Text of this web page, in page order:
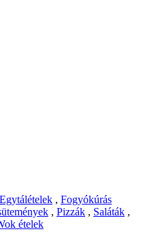
Egytálételek , Fogyókúrás
, Pizzák , Saláták ,
ételek